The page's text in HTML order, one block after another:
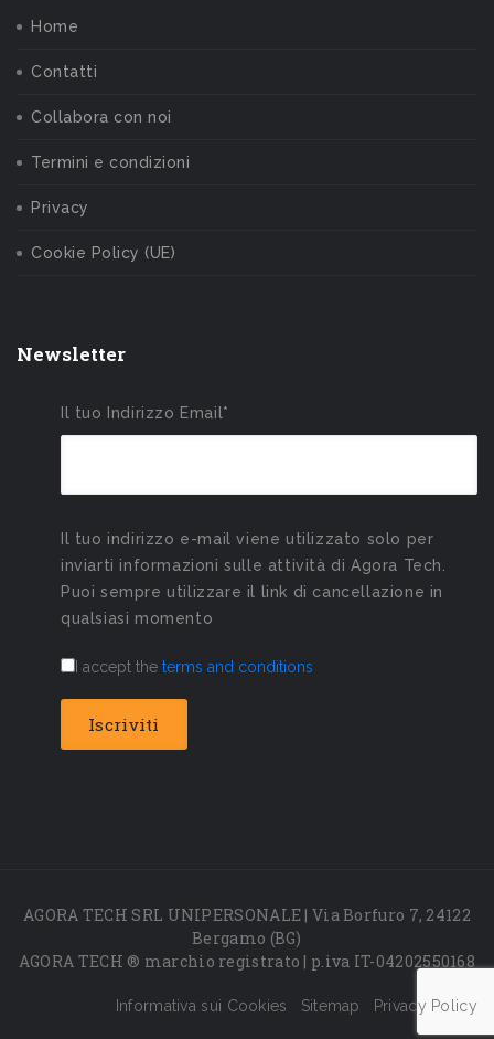
Home
Contatti
Collabora con noi
Termini e condizioni
Privacy
Cookie Policy (UE)
Newsletter
Il tuo Indirizzo Email*
Il tuo indirizzo e-mail viene utilizzato solo per
inviarti informazioni sulle attività di Agora Tech.
Puoi sempre utilizzare il link di cancellazione in
qualsiasi momento
I accept the terms and conditions
AGORA TECH SRL UNIPERSONALE | Via Borfuro 7, 24122
Bergamo (BG)
AGORA TECH ® marchio registrato | p.iva IT-04202550168
Informativa sui Cookies Sitemap Privacy Policy